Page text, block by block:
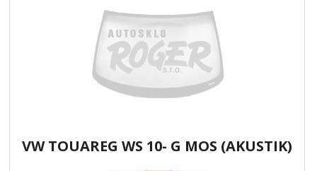
VW TOUAREG WS 10- G MOS (AKUSTIK)